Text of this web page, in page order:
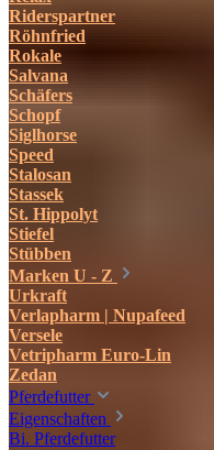
Riderspartner
Röhnfried
Rokale
Salvana
Schäfers
Schopf
Siglhorse
Speed
Stalosan
Stassek
St. Hippolyt
Stiefel
Stübben
Marken U - Z
Urkraft
Verlapharm | Nupafeed
Versele
Vetripharm Euro-Lin
Zedan
Pferdefutter
Eigenschaften
Bi. Pferdefutter